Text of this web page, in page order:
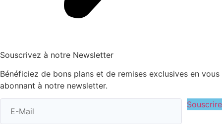
Souscrivez à notre Newsletter
Bénéficiez de bons plans et de remises exclusives en vous
abonnant à notre newsletter.
Souscrire